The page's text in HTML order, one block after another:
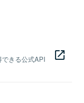
きる公式API